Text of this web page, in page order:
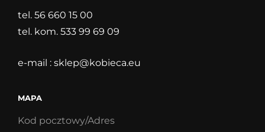
tel. 56 660 15 00
tel. kom. 533 99 69 09
e-mail : sklep@kobieca.eu
MAPA
Kod pocztowy/Adres